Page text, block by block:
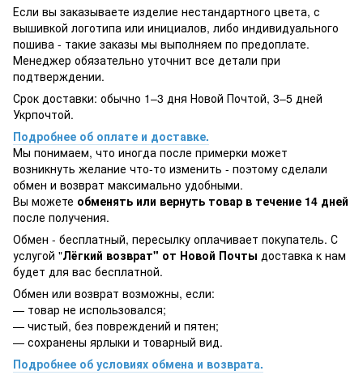
Если вы заказываете изделие нестандартного цвета, с
вышивкой логотипа или инициалов, либо индивидуального
пошива - такие заказы мы выполняем по предоплате.
Менеджер обязательно уточнит все детали при
подтверждении.
Срок доставки: обычно 1–3 дня Новой Почтой, 3–5 дней
Укрпочтой.
Подробнее об оплате и доставке.
Мы понимаем, что иногда после примерки может
возникнуть желание что-то изменить - поэтому сделали
обмен и возврат максимально удобными.
Вы можете обменять или вернуть товар в течение 14 дней
после получения.
Обмен - бесплатный, пересылку оплачивает покупатель. С
услугой "Лёгкий возврат" от Новой Почты доставка к нам
будет для вас бесплатной.
Обмен или возврат возможны, если:
— товар не использовался;
— чистый, без повреждений и пятен;
— сохранены ярлыки и товарный вид.
Подробнее об условиях обмена и возврата.